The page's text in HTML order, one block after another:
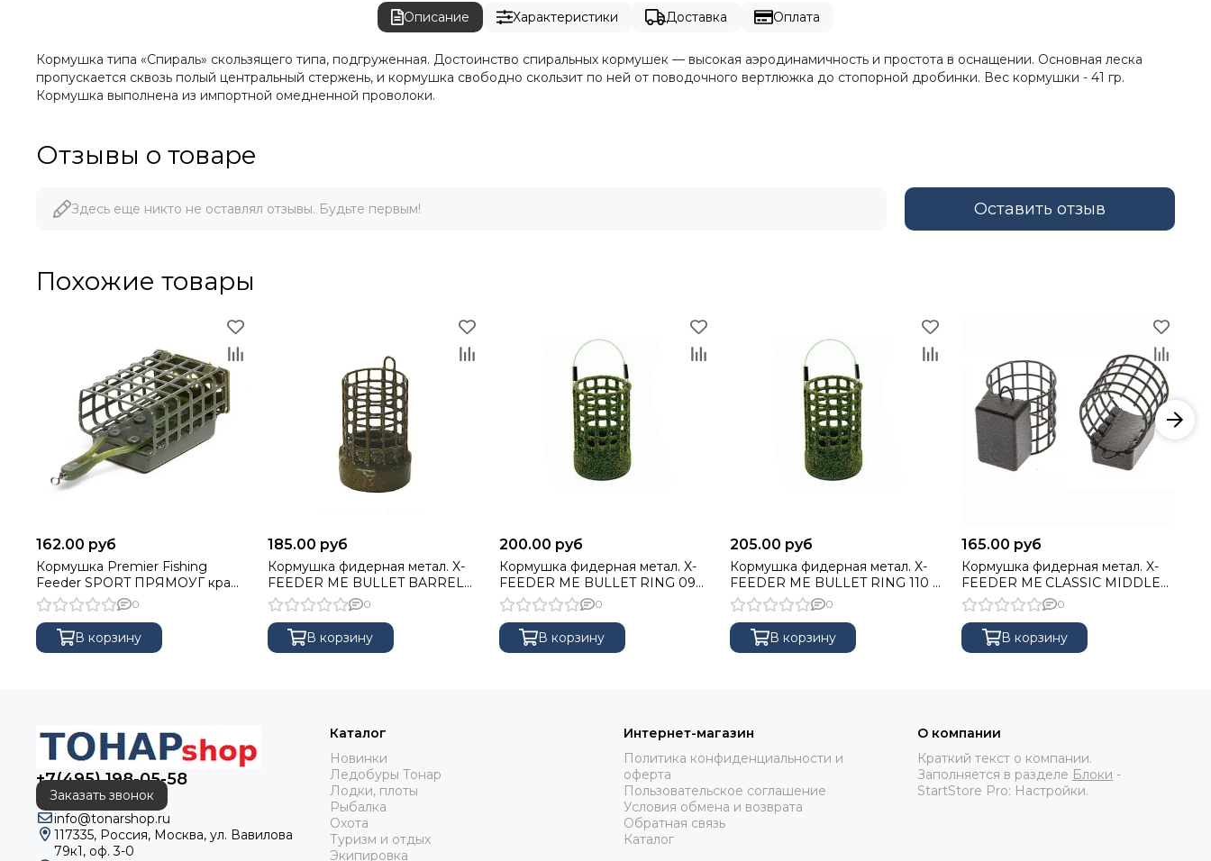
Описание Характеристики Доставка Оплата
Кормушка типа «Спираль» скользящего типа, подгруженная. Достоинство спиральных кормушек — высокая аэродинамичность и простота в оснащении. Основная леска
пропускается сквозь полый центральный стержень, и кормушка свободно скользит по ней от поводочного вертлюжка до стопорной дробинки. Вес кормушки - 41 гр.
Кормушка выполнена из импортной омедненной проволоки.
Отзывы о товаре
Здесь еще никто не оставлял отзывы. Будьте первым! Оставить отзыв
Похожие товары
162.00 руб
Кормушка Premier Fishing
Feeder SPORT ПРЯМОУГ краш.
120г
0
В корзину
185.00 руб
Кормушка фидерная метал. X-
FEEDER ME BULLET BARREL
110 г (32 мл, цвет 3D Green,
сварная сетка)
0
В корзину
200.00 руб
Кормушка фидерная метал. X-
FEEDER ME BULLET RING 090
г (32 мл, цвет 3D Green, сварная
сетка)
0
В корзину
205.00 руб
Кормушка фидерная метал. X-
FEEDER ME BULLET RING 110 г
(32 мл, цвет 3D Green, сварная
сетка)
0
В корзину
165.00 руб
Кормушка фидерная метал. X-
FEEDER МЕ CLASSIC MIDDLE
100 г (35 мл, цвет Camo black)
XFF104-100-35CB
0
В корзину
+7(495) 198-05-58
Заказать звонок
info@tonarshop.ru
117335, Россия, Москва, ул. Вавилова
79к1, оф. 3-0
Каталог
Новинки
Ледобуры Тонар
Лодки, плоты
Рыбалка
Охота
Туризм и отдых
Экипировка
Интернет-магазин
Политика конфиденциальности и
оферта
Пользовательское соглашение
Условия обмена и возврата
Обратная связь
Каталог
О компании
Краткий текст о компании.
Заполняется в разделе Блоки -
StartStore Pro: Настройки.